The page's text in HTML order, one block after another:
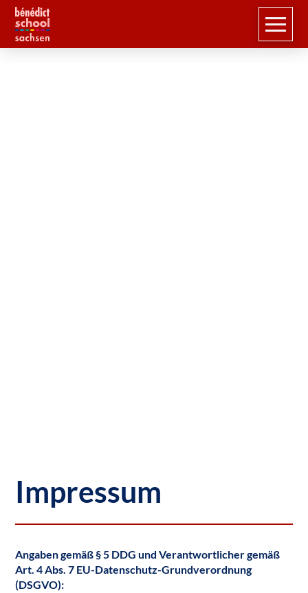
Impressum
Angaben gemäß § 5 DDG und Verantwortlicher gemäß
Art. 4 Abs. 7 EU-Datenschutz-Grundverordnung
(DSGVO):